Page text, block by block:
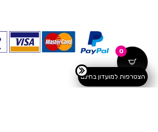
0
הצטרפות למועדון בחינם